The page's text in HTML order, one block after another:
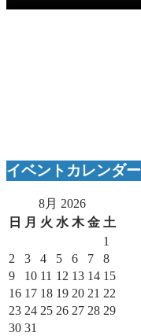
イベントカレンダー
8月 2026
日
月 火 水 木 金 土
1
2
3 4 5 6 7
8
9
10 11 12 13 14 15
16 17 18 19 20 21 22
23 24 25 26 27 28 29
30 31